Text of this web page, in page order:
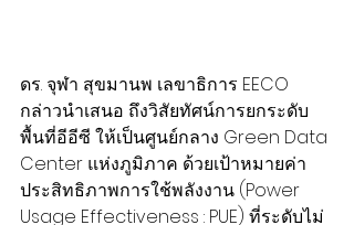
ดร. จุฬา สุขมานพ เลขาธิการ EECO
กล่าวนำเสนอ ถึงวิสัยทัศน์การยกระดับ
พื้นที่อีอีซี ให้เป็นศูนย์กลาง Green Data
Center แห่งภูมิภาค ด้วยเป้าหมายค่า
ประสิทธิภาพการใช้พลังงาน (Power
Usage Effectiveness : PUE) ที่ระดับไม่